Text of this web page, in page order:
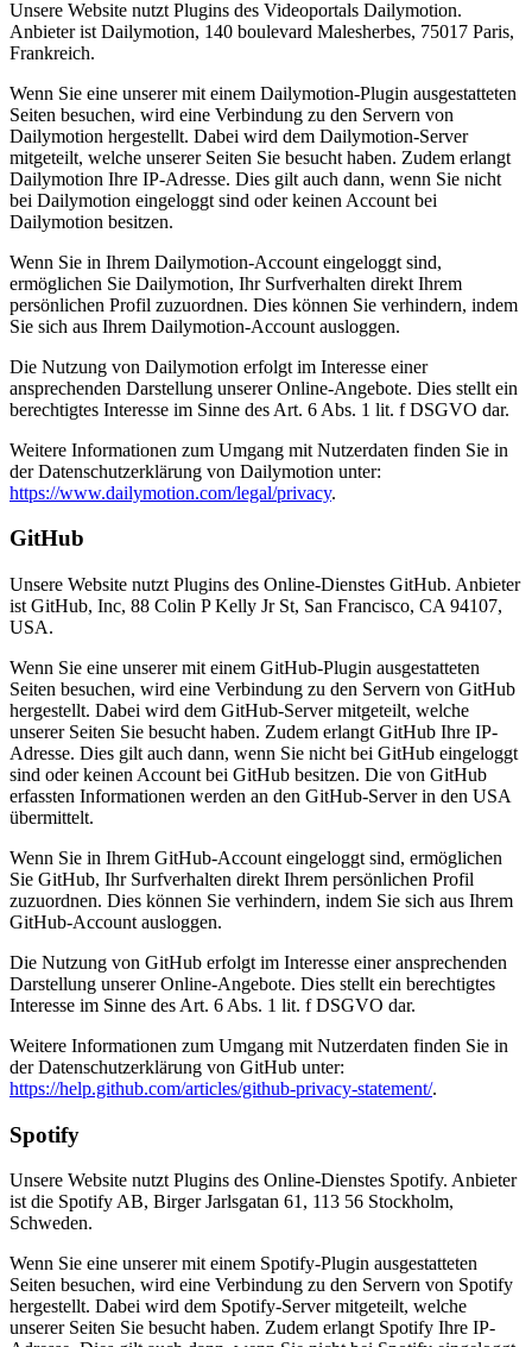
Unsere Website nutzt Plugins des Videoportals Dailymotion.
Anbieter ist Dailymotion, 140 boulevard Malesherbes, 75017 Paris,
Frankreich.
Wenn Sie eine unserer mit einem Dailymotion-Plugin ausgestatteten
Seiten besuchen, wird eine Verbindung zu den Servern von
Dailymotion hergestellt. Dabei wird dem Dailymotion-Server
mitgeteilt, welche unserer Seiten Sie besucht haben. Zudem erlangt
Dailymotion Ihre IP-Adresse. Dies gilt auch dann, wenn Sie nicht
bei Dailymotion eingeloggt sind oder keinen Account bei
Dailymotion besitzen.
Wenn Sie in Ihrem Dailymotion-Account eingeloggt sind,
ermöglichen Sie Dailymotion, Ihr Surfverhalten direkt Ihrem
persönlichen Profil zuzuordnen. Dies können Sie verhindern, indem
Sie sich aus Ihrem Dailymotion-Account ausloggen.
Die Nutzung von Dailymotion erfolgt im Interesse einer
ansprechenden Darstellung unserer Online-Angebote. Dies stellt ein
berechtigtes Interesse im Sinne des Art. 6 Abs. 1 lit. f DSGVO dar.
Weitere Informationen zum Umgang mit Nutzerdaten finden Sie in
der Datenschutzerklärung von Dailymotion unter:
https://www.dailymotion.com/legal/privacy.
GitHub
Unsere Website nutzt Plugins des Online-Dienstes GitHub. Anbieter
ist GitHub, Inc, 88 Colin P Kelly Jr St, San Francisco, CA 94107,
USA.
Wenn Sie eine unserer mit einem GitHub-Plugin ausgestatteten
Seiten besuchen, wird eine Verbindung zu den Servern von GitHub
hergestellt. Dabei wird dem GitHub-Server mitgeteilt, welche
unserer Seiten Sie besucht haben. Zudem erlangt GitHub Ihre IP-
Adresse. Dies gilt auch dann, wenn Sie nicht bei GitHub eingeloggt
sind oder keinen Account bei GitHub besitzen. Die von GitHub
erfassten Informationen werden an den GitHub-Server in den USA
übermittelt.
Wenn Sie in Ihrem GitHub-Account eingeloggt sind, ermöglichen
Sie GitHub, Ihr Surfverhalten direkt Ihrem persönlichen Profil
zuzuordnen. Dies können Sie verhindern, indem Sie sich aus Ihrem
GitHub-Account ausloggen.
Die Nutzung von GitHub erfolgt im Interesse einer ansprechenden
Darstellung unserer Online-Angebote. Dies stellt ein berechtigtes
Interesse im Sinne des Art. 6 Abs. 1 lit. f DSGVO dar.
Weitere Informationen zum Umgang mit Nutzerdaten finden Sie in
der Datenschutzerklärung von GitHub unter:
https://help.github.com/articles/github-privacy-statement/.
Spotify
Unsere Website nutzt Plugins des Online-Dienstes Spotify. Anbieter
ist die Spotify AB, Birger Jarlsgatan 61, 113 56 Stockholm,
Schweden.
Wenn Sie eine unserer mit einem Spotify-Plugin ausgestatteten
Seiten besuchen, wird eine Verbindung zu den Servern von Spotify
hergestellt. Dabei wird dem Spotify-Server mitgeteilt, welche
unserer Seiten Sie besucht haben. Zudem erlangt Spotify Ihre IP-